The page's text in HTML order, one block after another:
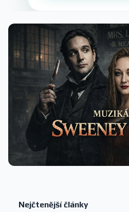
Nejčtenější články